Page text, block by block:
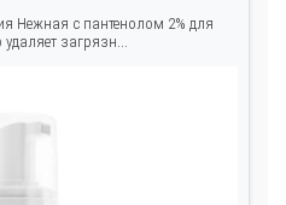
Нежная с пантенолом 2% для
загрязн...